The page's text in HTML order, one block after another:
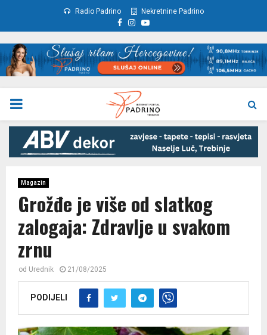
Radio Padrino Nekretnine Padrino
Facebook
Instagram
Youtube
PRIMARY
MENU
Magazin
Grožđe je više od slatkog
zalogaja: Zdravlje u svakom
zrnu
od Urednik 21/08/2025
PODIJELI